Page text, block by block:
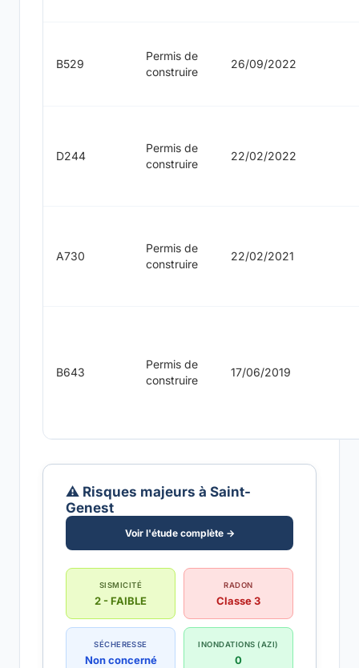
B529
Permis de
construire
26/09/2022
D244
Permis de
construire
22/02/2022
A730
Permis de
construire
22/02/2021
B643
Permis de
construire
17/06/2019
⚠️ Risques majeurs à Saint-
Genest
Voir l'étude complète →
SISMICITÉ
2 - FAIBLE
RADON
Classe 3
SÉCHERESSE
Non concerné
INONDATIONS (AZI)
0